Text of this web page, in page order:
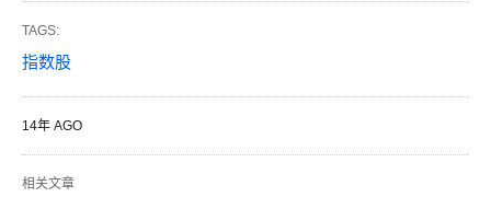
TAGS:
指数股
14年 AGO
相关文章